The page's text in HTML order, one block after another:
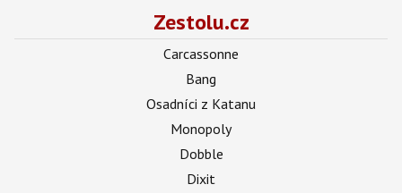
Zestolu.cz
Carcassonne
Bang
Osadníci z Katanu
Monopoly
Dobble
Dixit